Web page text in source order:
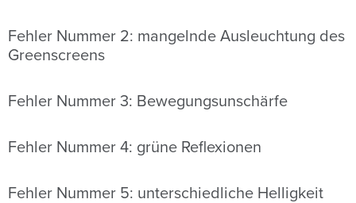
Fehler Nummer 2: mangelnde Ausleuchtung des
Greenscreens
Fehler Nummer 3: Bewegungsunschärfe
Fehler Nummer 4: grüne Reflexionen
Fehler Nummer 5: unterschiedliche Helligkeit